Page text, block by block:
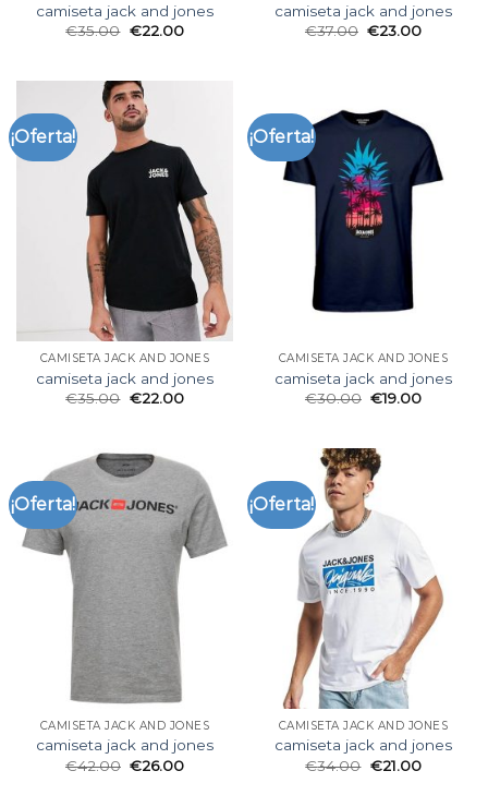
camiseta jack and jones
€35.00 €22.00
camiseta jack and jones
€37.00 €23.00
¡Oferta!
CAMISETA JACK AND JONES
camiseta jack and jones
€35.00 €22.00
¡Oferta!
CAMISETA JACK AND JONES
camiseta jack and jones
€30.00 €19.00
¡Oferta!
CAMISETA JACK AND JONES
camiseta jack and jones
€42.00 €26.00
¡Oferta!
CAMISETA JACK AND JONES
camiseta jack and jones
€34.00 €21.00